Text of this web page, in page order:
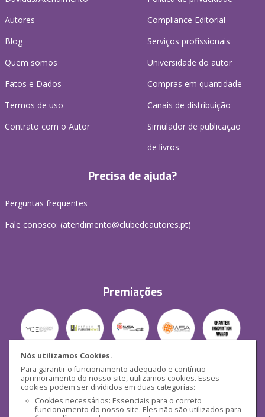
Nós utilizamos Cookies.
Para garantir o funcionamento adequado e contínuo
aprimoramento do nosso site, utilizamos cookies. Esses
cookies podem ser divididos em duas categorias:
Cookies necessários: Essenciais para o correto
funcionamento do nosso site. Eles não são utilizados para
Autores
Blog
Quem somos
Fatos e Dados
Termos de uso
Contrato com o Autor
Compliance Editorial
Serviços profissionais
Universidade do autor
Compras em quantidade
Canais de distribuição
Simulador de publicação
de livros
Precisa de ajuda?
Perguntas frequentes
Fale conosco: (atendimento@clubedeautores.pt)
Premiações
Segurança